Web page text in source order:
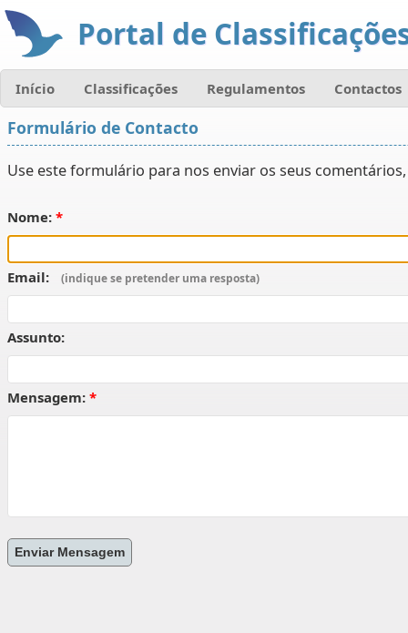
Portal de
Início Classificações Regulamentos Contactos
Formulário de Contacto
Use este formulário para nos enviar os seus
Nome:
Email:
Assunto:
Mensagem: